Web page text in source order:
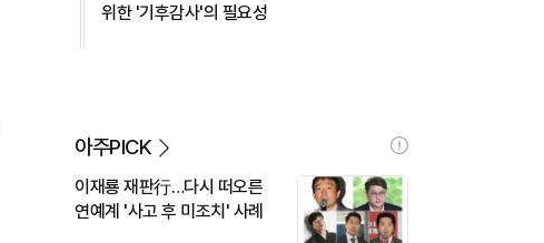
위한 '기후감사'의 필요성
아주PICK
이재룡 재판行…다시 떠오른
연예계 '사고 후 미조치' 사례